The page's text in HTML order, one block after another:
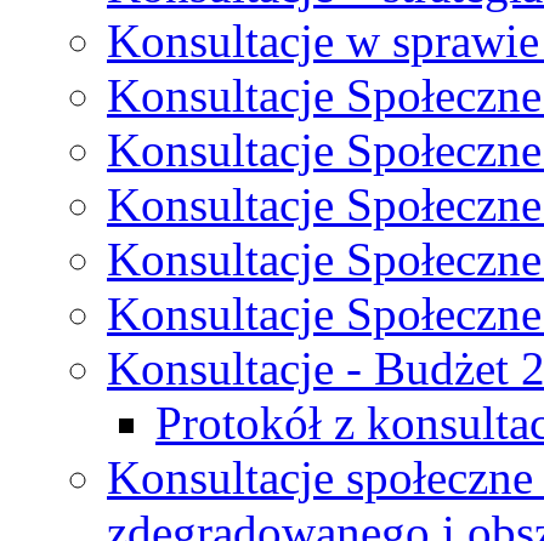
Konsultacje w
Konsultacje
Konsultacje
Konsultacje
Konsultacje
Konsultacje
Konsultacje - Budżet
Protokół z
Konsultacje